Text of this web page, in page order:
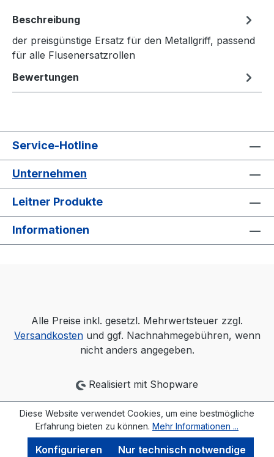
Beschreibung
der preisgünstige Ersatz für den Metallgriff, passend
für alle Flusenersatzrollen
Bewertungen
Service-Hotline
Unternehmen
Leitner Produkte
Informationen
Alle Preise inkl. gesetzl. Mehrwertsteuer zzgl.
Versandkostenund ggf. Nachnahmegebühren, wenn
nicht anders angegeben.
Realisiert mit Shopware
Diese Website verwendet Cookies, um eine bestmögliche
Erfahrung bieten zu können. Mehr Informationen ...
Nur technisch notwendige
Konfigurieren